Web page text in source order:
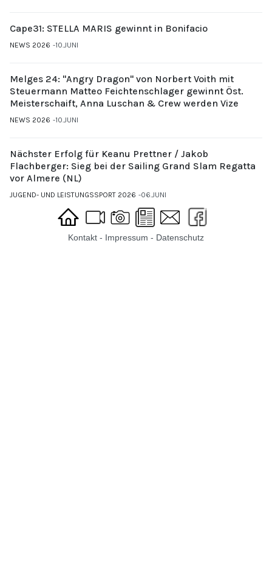
Cape31: STELLA MARIS gewinnt in Bonifacio
NEWS 2026 10.JUNI
Melges 24: "Angry Dragon" von Norbert Voith mit
Steuermann Matteo Feichtenschlager gewinnt Öst.
Meisterschaift, Anna Luschan & Crew werden Vize
NEWS 2026 10.JUNI
Nächster Erfolg für Keanu Prettner / Jakob
Flachberger: Sieg bei der Sailing Grand Slam Regatta
vor Almere (NL)
JUGEND- UND LEISTUNGSSPORT 2026 06.JUNI
Kontakt - Impressum - Datenschutz